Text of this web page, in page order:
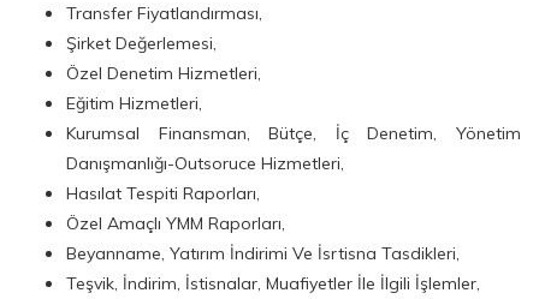
Transfer Fiyatlandırması,
Şirket Değerlemesi,
Özel Denetim Hizmetleri,
Eğitim Hizmetleri,
Kurumsal Finansman, Bütçe, İç Denetim, Yönetim
Danışmanlığı-Outsoruce Hizmetleri,
Hasılat Tespiti Raporları,
Özel Amaçlı YMM Raporları,
Beyanname, Yatırım İndirimi Ve İsrtisna Tasdikleri,
Teşvik, İndirim, İstisnalar, Muafiyetler İle İlgili İşlemler,